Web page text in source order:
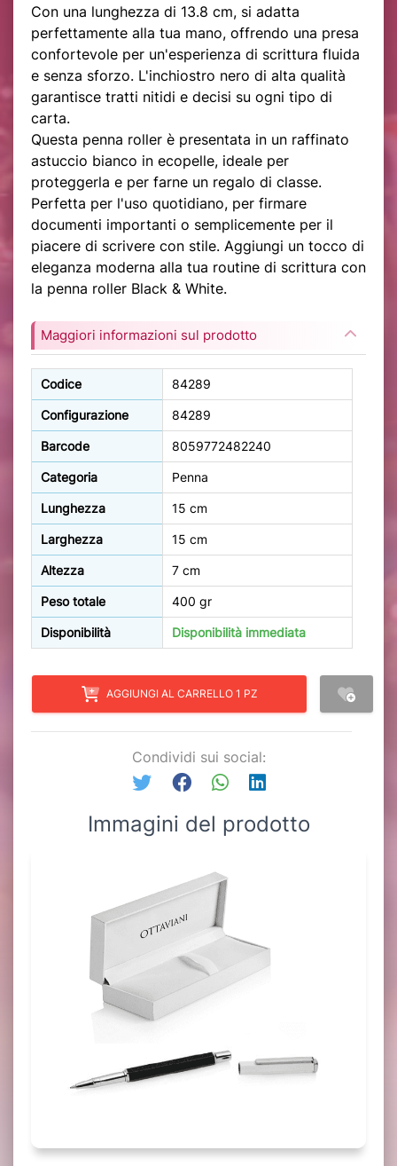
Con una lunghezza di 13.8 cm, si adatta
perfettamente alla tua mano, offrendo una presa
confortevole per un'esperienza di scrittura fluida
e senza sforzo. L'inchiostro nero di alta qualità
garantisce tratti nitidi e decisi su ogni tipo di
carta.
Questa penna roller è presentata in un raffinato
astuccio bianco in ecopelle, ideale per
proteggerla e per farne un regalo di classe.
Perfetta per l'uso quotidiano, per firmare
documenti importanti o semplicemente per il
piacere di scrivere con stile. Aggiungi un tocco di
eleganza moderna alla tua routine di scrittura con
la penna roller Black & White.
Maggiori informazioni sul prodotto
Codice 84289
Configurazione 84289
Barcode 8059772482240
Categoria Penna
Lunghezza 15 cm
Larghezza 15 cm
Altezza 7 cm
Peso totale 400 gr
Disponibilità Disponibilità immediata
AGGIUNGI AL CARRELLO 1 PZ
Condividi sui social:
Immagini del prodotto